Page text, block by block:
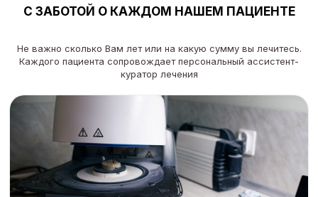
С ЗАБОТОЙ О КАЖДОМ НАШЕМ ПАЦИЕНТЕ
Не важно сколько Вам лет или на какую сумму вы лечитесь.
Каждого пациента сопровождает персональный ассистент-
куратор лечения